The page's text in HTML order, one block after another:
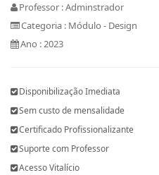
Professor : Adminstrador
Categoria : Módulo - Design
Ano : 2023
Disponibilização Imediata
Sem custo de mensalidade
Certificado Profissionalizante
Suporte com Professor
Acesso Vitalício